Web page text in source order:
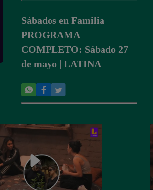
Sábados en Familia
PROGRAMA
COMPLETO: Sábado 27
de mayo | LATINA